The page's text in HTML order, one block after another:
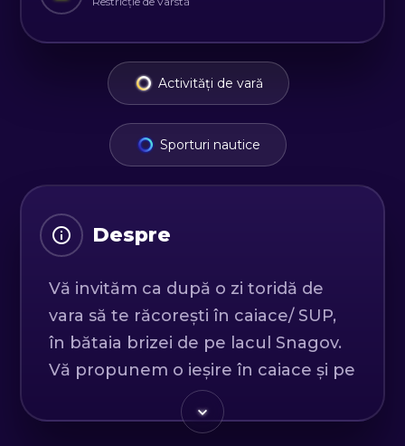
Activități de vară
Sporturi nautice
Despre
Vă invităm ca după o zi toridă de
vara să te răcorești în caiace/ SUP,
în bătaia brizei de pe lacul Snagov.
Vă propunem o ieșire în caiace și pe
plăcile de stand up paddle, printre
lotuși, nuferi și în răcoarea serilor de